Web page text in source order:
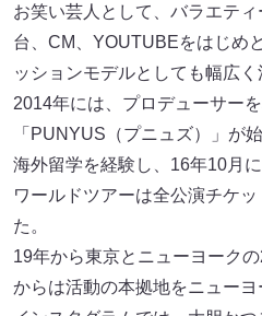
お笑い芸人として、バラエテ
台、CM、YOUTUBEをはじめ
ッションモデルとしても幅広く
2014年には、プロデューサー
「PUNYUS（プニュズ）」が始
海外留学を経験し、16年10月
ワールドツアーは全公演チケ
た。
19年から東京とニューヨーク
からは活動の本拠地をニューヨ